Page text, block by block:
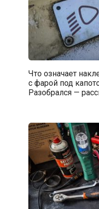
Что означает
с фарой под
Разобрался —